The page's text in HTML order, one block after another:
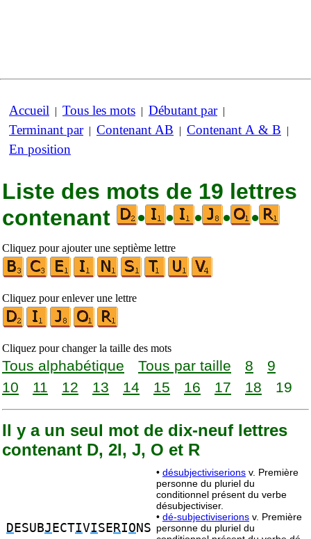
Accueil | Tous les mots | Débutant par|
Terminant par| Contenant AB | Contenant A & B |
En position
Liste des mots de 19 lettres
contenant
• • • • •
Cliquez pour ajouter une septième lettre
Cliquez pour enlever une lettre
Cliquez pour changer la taille des mots
Tous alphabétique Tous par taille 8
9
10
11 12 13 14 15 16 17 18 19
Il y a un seul mot de dix-neuf lettres
contenant D, 2I, J, O et R
D ESUBJ ECTIVISE RIO NS
• désubjectiviserions v. Première
personne du pluriel du
conditionnel présent du verbe
désubjectiviser.
• dé-subjectiviserions v. Première
personne du pluriel du